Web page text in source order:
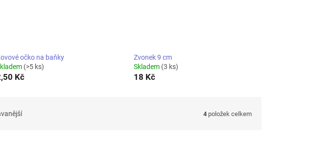
očko na baňky
(>5 ks)
Kč
Zvonek 9 cm
Skladem (3 ks)
18 Kč
4 položek celkem